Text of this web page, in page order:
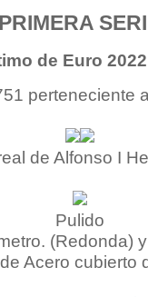
PRIMERA
de Euro
perteneciente
de Alfonso I
Pulido
(Redonda)
Acero cubierto